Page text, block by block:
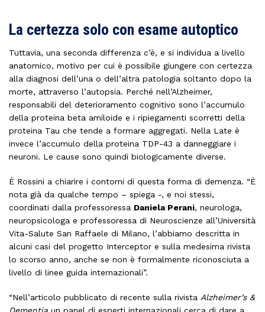
La certezza solo con esame autoptico
Tuttavia, una seconda differenza c’è, e si individua a livello
anatomico, motivo per cui è possibile giungere con certezza
alla diagnosi dell’una o dell’altra patologia soltanto dopo la
morte, attraverso l’autopsia. Perché nell’Alzheimer,
responsabili del deterioramento cognitivo sono l’accumulo
della proteina beta amiloide e i ripiegamenti scorretti della
proteina Tau che tende a formare aggregati. Nella Late è
invece l’accumulo della proteina TDP-43 a danneggiare i
neuroni. Le cause sono quindi biologicamente diverse.
È Rossini a chiarire i contorni di questa forma di demenza. “È
nota già da qualche tempo – spiega -, e noi stessi,
coordinati dalla professoressa Daniela Perani, neurologa,
neuropsicologa e professoressa di Neuroscienze all’Università
Vita-Salute San Raffaele di Milano, l’abbiamo descritta in
alcuni casi del progetto Interceptor e sulla medesima rivista
lo scorso anno, anche se non è formalmente riconosciuta a
livello di linee guida internazionali”.
“Nell’articolo pubblicato di recente sulla rivista Alzheimer’s &
Dementia un panel di esperti internazionali cerca di dare a